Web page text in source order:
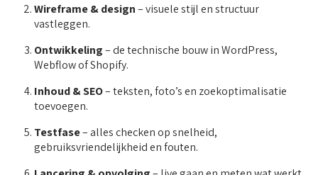
Wireframe & design– visuele stijl en structuur
vastleggen.
Ontwikkeling– de technische bouw in WordPress,
Webflow of Shopify.
Inhoud & SEO– teksten, foto’s en zoekoptimalisatie
toevoegen.
Testfase– alles checken op snelheid,
gebruiksvriendelijkheid en fouten.